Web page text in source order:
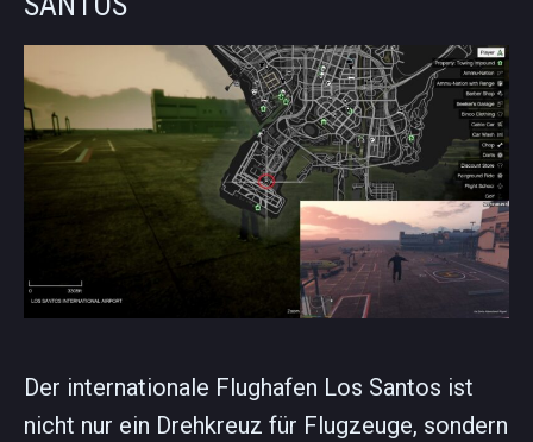
Der internationale Flughafen Los Santos ist
nicht nur ein Drehkreuz für Flugzeuge, sondern